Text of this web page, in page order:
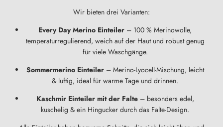
Wir bieten drei Varianten:
Every Day Merino Einteiler – 100 % Merinowolle,
temperaturregulierend, weich auf der Haut und robust genug
für viele Waschgänge.
Sommermerino Einteiler– Merino-Lyocell-Mischung, leicht
& luftig, ideal für warme Tage und drinnen.
Kaschmir Einteiler mit der Falte– besonders edel,
kuschelig & ein Hingucker durch das Falte-Design.